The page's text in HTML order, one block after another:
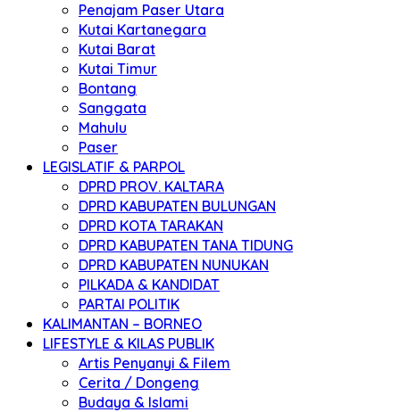
Penajam Paser Utara
Kutai Kartanegara
Kutai Barat
Kutai Timur
Bontang
Sanggata
Mahulu
Paser
LEGISLATIF & PARPOL
DPRD PROV. KALTARA
DPRD KABUPATEN BULUNGAN
DPRD KOTA TARAKAN
DPRD KABUPATEN TANA TIDUNG
DPRD KABUPATEN NUNUKAN
PILKADA & KANDIDAT
PARTAI POLITIK
KALIMANTAN – BORNEO
LIFESTYLE & KILAS PUBLIK
Artis Penyanyi & Filem
Cerita / Dongeng
Budaya & Islami